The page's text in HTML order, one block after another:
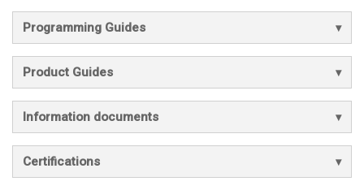
Programming Guides
Product Guides
Information documents
Certifications